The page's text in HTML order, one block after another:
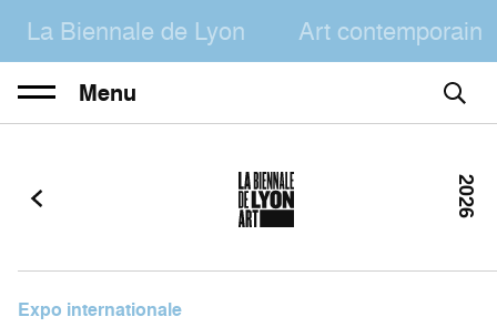
La Biennale de Lyon Art contemporain
Menu
Expo internationale
2026